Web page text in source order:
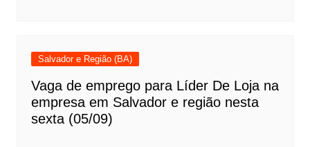
Salvador e Região (BA)
Vaga de emprego para Líder De Loja na
empresa em Salvador e região nesta
sexta (05/09)